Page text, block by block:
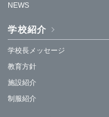
NEWS
学校紹介
学校長メッセージ
教育方針
施設紹介
制服紹介